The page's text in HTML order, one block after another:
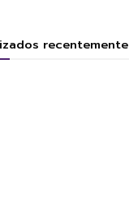
recentemente